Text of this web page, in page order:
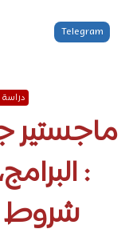
المحتوى
Telegram
دراسة
ماجستير
:
شروط